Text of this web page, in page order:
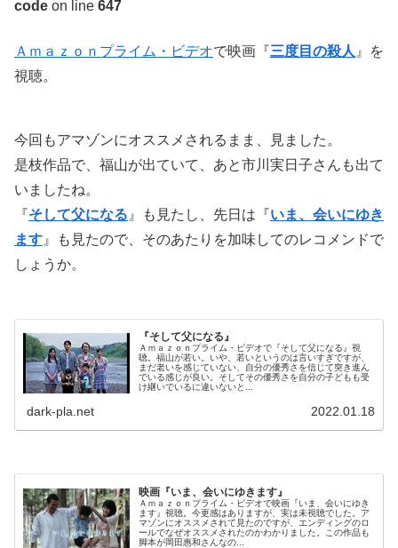
code on line 647
Ａｍａｚｏｎプライム・ビデオで映画『三度目の殺人 』を
視聴。
今回もアマゾンにオススメされるまま、見ました。
是枝作品で、福山が出ていて、あと市川実日子さんも出て
いましたね。
『そして父になる 』も見たし、先日は『いま、会いにゆき
ます 』も見たので、そのあたりを加味してのレコメンドで
しょうか。
『そして父になる』
Ａｍａｚｏｎプライム・ビデオで『そして父になる』視
聴。福山が若い。いや、若いというのは言いすぎですが、
まだ老いを感じていない、自分の優秀さを信じて突き進ん
でいる感じが良い。そしてその優秀さを自分の子どもも受
け継いでいるに違いないと...
dark-pla.net 2022.01.18
映画『いま、会いにゆきます』
Ａｍａｚｏｎプライム・ビデオで映画『いま、会いにゆき
ます』視聴。今更感はありますが、実は未視聴でした。ア
マゾンにオススメされて見たのですが、エンディングのロ
ールでなぜオススメされたのかわかりました。この作品も
脚本が岡田惠和さんなの...